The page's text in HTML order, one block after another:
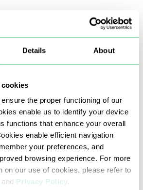
Details About
the proper functioning of our
enable us to identify your device
functions that enhance your overall
enable efficient navigation
your preferences, and
browsing experience. For more
on our use of cookies, please refer to
and Privacy Policy.
Suíça proíbem ataques DDoS e
e qualquer outra
ou ilegal.
pool limpo e as conexões
fluindo sem